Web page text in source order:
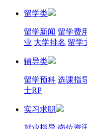
留学类
留学新闻 留学费
业 大学排名 留学
辅导类
留学预科 选课指
士RP
实习求职